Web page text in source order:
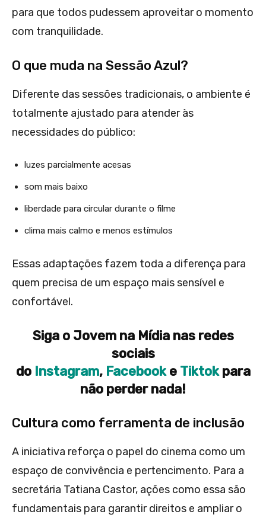
para que todos pudessem aproveitar o momento
com tranquilidade.
O que muda na Sessão Azul?
Diferente das sessões tradicionais, o ambiente é
totalmente ajustado para atender às
necessidades do público:
luzes parcialmente acesas
som mais baixo
liberdade para circular durante o filme
clima mais calmo e menos estímulos
Essas adaptações fazem toda a diferença para
quem precisa de um espaço mais sensível e
confortável.
Siga o Jovem na Mídia nas redes
sociais
do Instagram, Facebooke Tiktokpara
não perder nada!
Cultura como ferramenta de inclusão
A iniciativa reforça o papel do cinema como um
espaço de convivência e pertencimento. Para a
secretária Tatiana Castor, ações como essa são
fundamentais para garantir direitos e ampliar o